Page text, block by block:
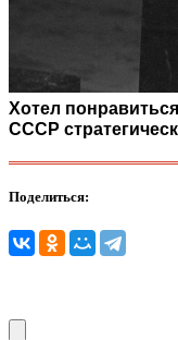
Хотел
СССР
Поделиться: